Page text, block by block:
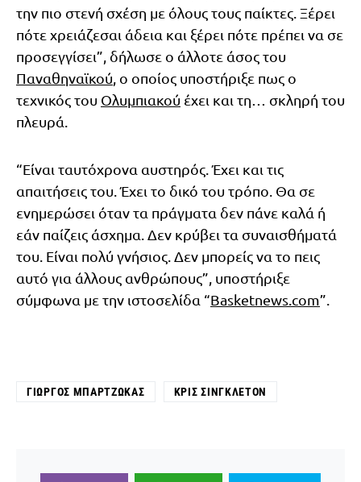
την πιο στενή σχέση με όλους τους παίκτες. Ξέρει
πότε χρειάζεσαι άδεια και ξέρει πότε πρέπει να σε
προσεγγίσει”, δήλωσε ο άλλοτε άσος του
Παναθηναϊκού , ο οποίος υποστήριξε πως ο
τεχνικός του Ολυμπιακού έχει και τη… σκληρή του
πλευρά.
“Είναι ταυτόχρονα αυστηρός. Έχει και τις
απαιτήσεις του. Έχει το δικό του τρόπο. Θα σε
ενημερώσει όταν τα πράγματα δεν πάνε καλά ή
εάν παίζεις άσχημα. Δεν κρύβει τα συναισθήματά
του. Είναι πολύ γνήσιος. Δεν μπορείς να το πεις
αυτό για άλλους ανθρώπους”, υποστήριξε
σύμφωνα με την ιστοσελίδα “Basketnews.com”.
ΓΙΏΡΓΟΣ ΜΠΑΡΤΖΏΚΑΣ ΚΡΙΣ ΣΊΝΓΚΛΕΤΟΝ